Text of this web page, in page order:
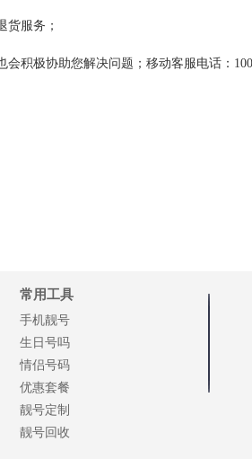
货服务；
积极协助您解决问题；移动客服电话：
常用工具
手机靓号
生日号吗
情侣号码
优惠套餐
靓号定制
靓号回收